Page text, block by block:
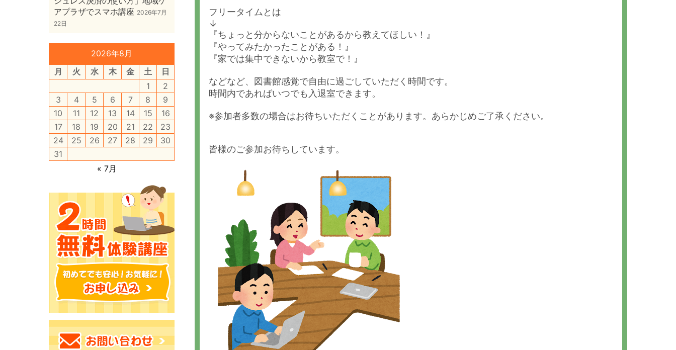
フリータイムとは
↓
『ちょっと分からないことがあるから教えてほしい！』
『やってみたかったことがある！』
『家では集中できないから教室で！』
などなど、図書館感覚で自由に過ごしていただく時間です。
時間内であればいつでも入退室できます。
※参加者多数の場合はお待ちいただくことがあります。あらかじめご了承ください。
皆様のご参加お待ちしています。
アプラザでスマホ講座 2026年7月
22日
2026年8月
月
火 水 木 金 土
日
1
2
3
4 5 6 7 8
9
10
11 12 13 14 15
16
17
18 19 20 21 22
23
24
25 26 27 28 29
30
31
« 7月